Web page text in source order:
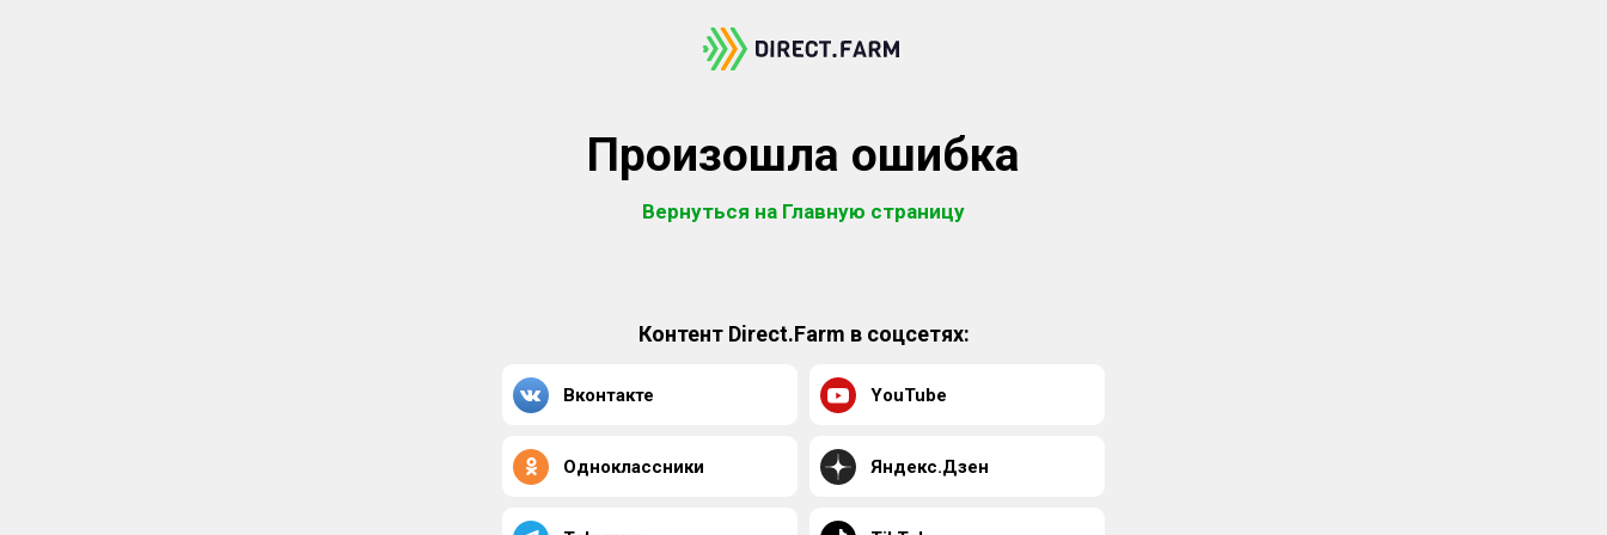
Произошла ошибка
Вернуться на Главную страницу
Контент Direct.Farm в соцсетях:
Вконтакте YouTube
Одноклассники Яндекс.Дзен